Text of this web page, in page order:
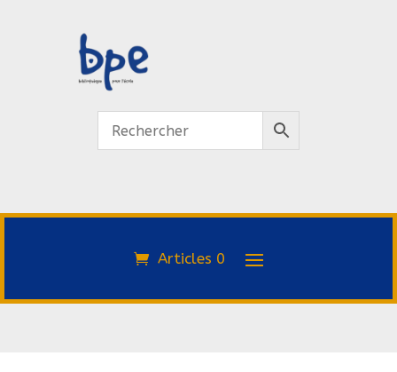
Articles 0